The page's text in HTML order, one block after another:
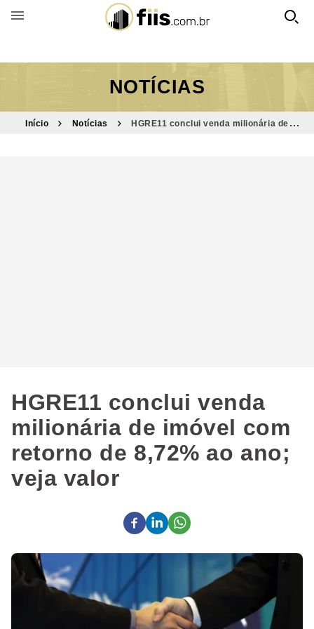
BUSCAR POR FUNDO
NOTÍCIAS
Início Notícias
HGRE11 conclui venda milionária de
HGRE11 conclui venda
milionária de imóvel com
retorno de 8,72% ao ano;
veja valor